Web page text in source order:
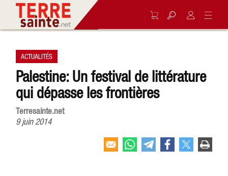
ACTUALITÉS
Palestine: Un festival de littérature
qui dépasse les frontières
Terresainte.net
9 juin 2014